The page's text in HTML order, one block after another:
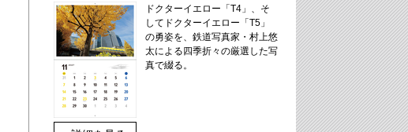
ドクターイエロー「T4」、そ
してドクターイエロー「T5」
の勇姿を、鉄道写真家・村上悠
太による四季折々の厳選した写
真で綴る。